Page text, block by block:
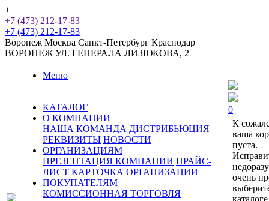
+
+7 (473) 212-17-83
+7 (473) 212-17-83
Воронеж Москва Санкт-Петербург Краснодар
ВОРОНЕЖ УЛ. ГЕНЕРАЛА ЛИЗЮКОВА, 2
Меню
КАТАЛОГ
О КОМПАНИИ
НАША КОМАНДА ДИСТРИБЬЮЦИЯ
РЕКВИЗИТЫ НОВОСТИ
ОРГАНИЗАЦИЯМ
ПРЕЗЕНТАЦИЯ КОМПАНИИ ПРАЙС-
ЛИСТ КАРТОЧКА ОРГАНИЗАЦИИ
ПОКУПАТЕЛЯМ
КОМИССИОННАЯ ТОРГОВЛЯ
0
К
ваша
пуста.
очень
каталоге